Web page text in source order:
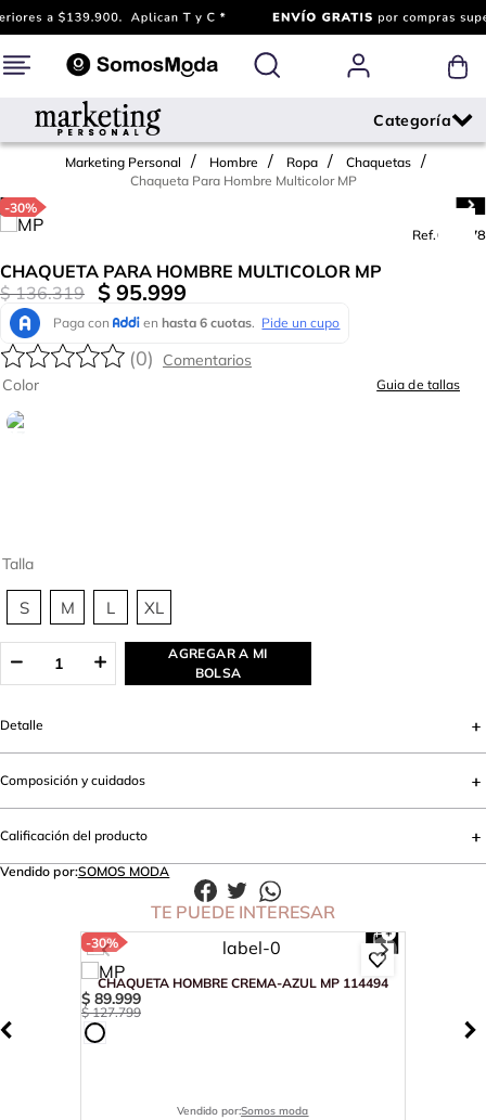
Marketing Personal Hombre Ropa
Chaquetas
Chaqueta Para Hombre Multicolor MP
-30%
Ref.607278
CHAQUETA PARA HOMBRE MULTICOLOR MP
$ 136.319 $ 95.999
(0)
Talla
S M L XL
Color Guia de tallas
AGREGAR A MI
BOLSA
Detalle
Composición y cuidados
Calificación del producto
Vendido por:SOMOS MODA
TE PUEDE INTERESAR
-30%
CHAQUETA HOMBRE CREMA-AZUL MP 114494
$ 89.999
$ 127.799
Vendido por:Somos moda